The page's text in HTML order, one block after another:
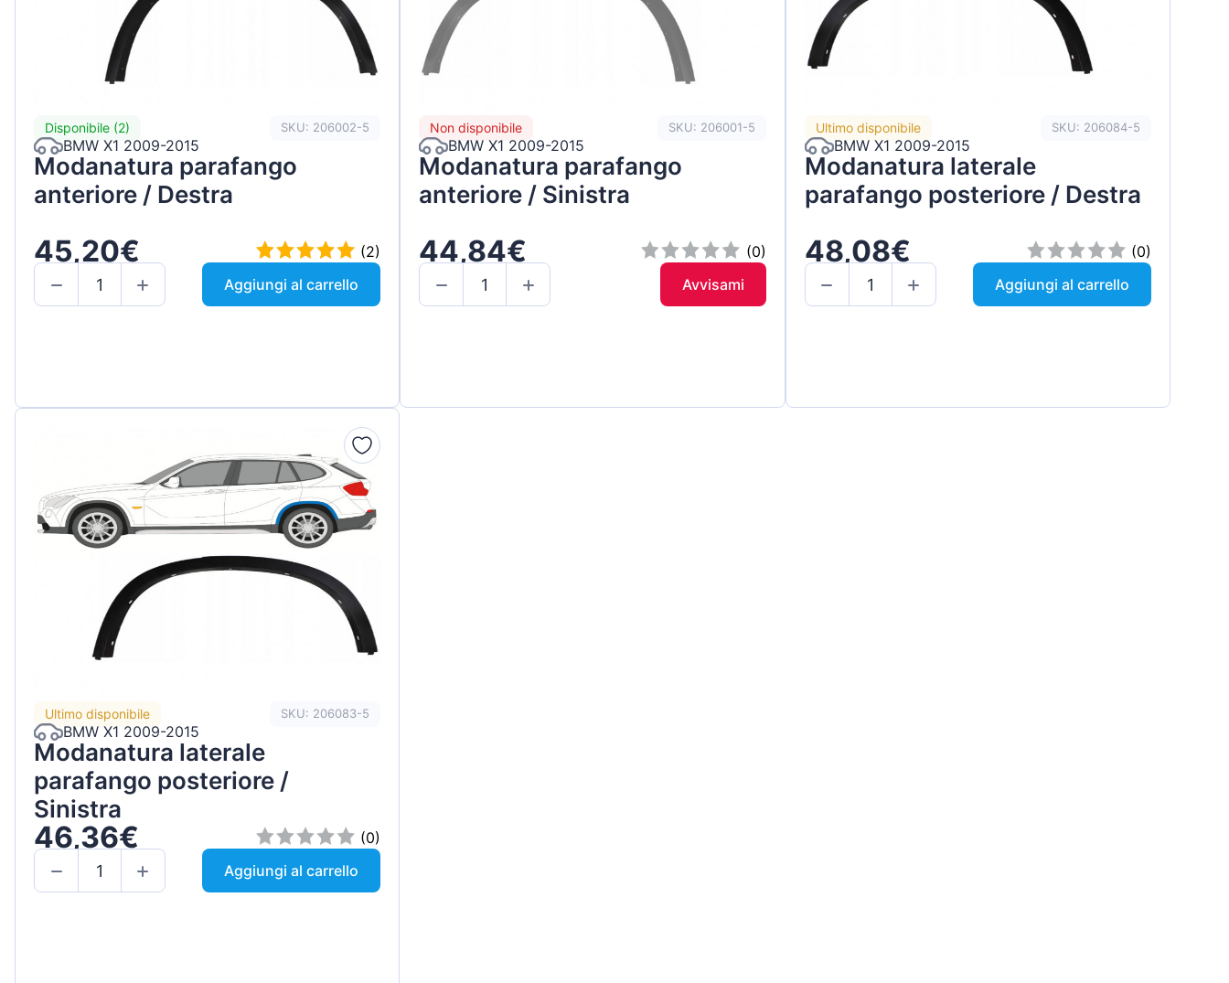
Disponibile (2) SKU: 206002-5
BMW X1 2009-2015
Modanatura parafango
anteriore / Destra
45,20€
(2)
Aggiungi al carrello
Non disponibile SKU: 206001-5
BMW X1 2009-2015
Modanatura parafango
anteriore / Sinistra
44,84€
(0)
Avvisami
Ultimo disponibile SKU: 206084-5
BMW X1 2009-2015
Modanatura laterale
parafango posteriore / Destra
48,08€
(0)
Aggiungi al carrello
Ultimo disponibile SKU: 206083-5
BMW X1 2009-2015
Modanatura laterale
parafango posteriore /
Sinistra
46,36€
(0)
Aggiungi al carrello